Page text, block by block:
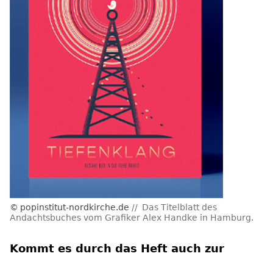
popinstitut-nordkirche.de
Das Titelblatt des
Andachtsbuches vom Grafiker Alex Handke in Hamburg.
Kommt es durch das Heft auch zur